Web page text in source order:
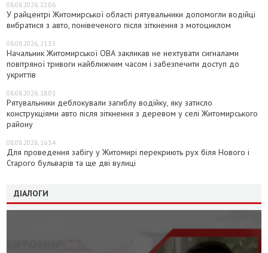
08.08.2026, 22:06
У райцентрі Житомирської області рятувальники допомогли водійці
вибратися з авто, понівеченого після зіткнення з мотоциклом
08.08.2026, 21:53
Начальник Житомирської ОВА закликав не нехтувати сигналами
повітряної тривоги найближчим часом і забезпечити доступ до
укриттів
08.08.2026, 18:01
Рятувальники деблокували загиблу водійку, яку затисло
конструкціями авто після зіткнення з деревом у селі Житомирського
району
08.08.2026, 16:54
Для проведення забігу у Житомирі перекриють рух біля Нового і
Старого бульварів та ще дві вулиці
ДІАЛОГИ